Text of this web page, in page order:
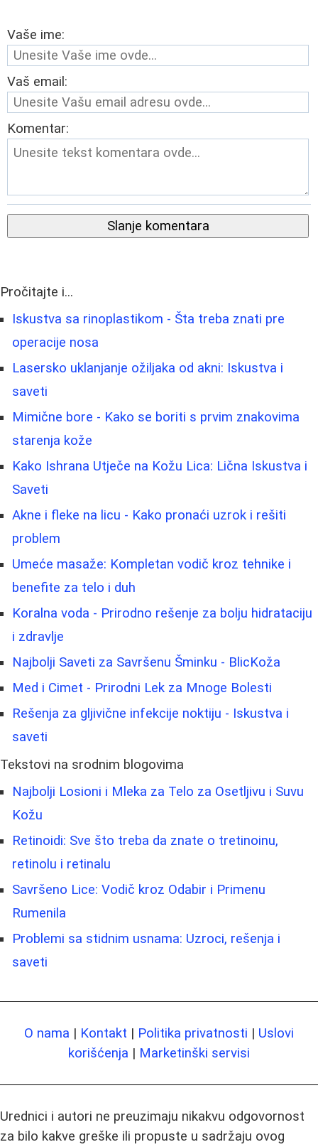
Vaše ime:
Vaš email:
Komentar:
Slanje komentara
Pročitajte i...
Iskustva sa rinoplastikom - Šta treba znati pre
operacije nosa
Lasersko uklanjanje ožiljaka od akni: Iskustva i
saveti
Mimične bore - Kako se boriti s prvim znakovima
starenja kože
Kako Ishrana Utječe na Kožu Lica: Lična Iskustva i
Saveti
Akne i fleke na licu - Kako pronaći uzrok i rešiti
problem
Umeće masaže: Kompletan vodič kroz tehnike i
benefite za telo i duh
Koralna voda - Prirodno rešenje za bolju hidrataciju
i zdravlje
Najbolji Saveti za Savršenu Šminku - BlicKoža
Med i Cimet - Prirodni Lek za Mnoge Bolesti
Rešenja za gljivične infekcije noktiju - Iskustva i
saveti
Tekstovi na srodnim blogovima
Najbolji Losioni i Mleka za Telo za Osetljivu i Suvu
Kožu
Retinoidi: Sve što treba da znate o tretinoinu,
retinolu i retinalu
Savršeno Lice: Vodič kroz Odabir i Primenu
Rumenila
Problemi sa stidnim usnama: Uzroci, rešenja i
saveti
O nama | Kontakt | Politika privatnosti | Uslovi
korišćenja | Marketinški servisi
Urednici i autori ne preuzimaju nikakvu odgovornost
za bilo kakve greške ili propuste u sadržaju ovog